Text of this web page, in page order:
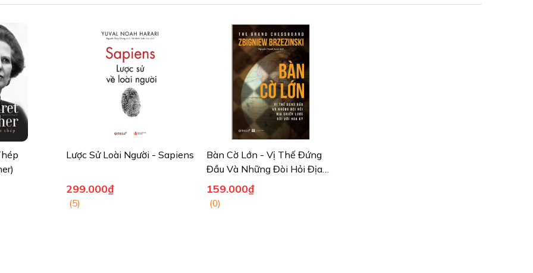
sử mà chúng ta có được. Với sự tinh tế và uyên bác, Ian Morris đã khai triển những kỹ thuật và hiểu biết sâu sắc về lịch sử
lịch sử: Tại sao phương Tây đánh bại phần còn lại của thế giới? Tôi yêu thích cuốn sách này.” - Niall Ferguson – Tác giả
Lược Sử Loài Người - Sapiens
299.000₫
(5)
Bàn Cờ Lớn - Vị Thế Đứng
Đầu Và Những Đòi Hỏi Địa
Chiến Lược Đối Với Hoa Kỳ
(Tái Bản Mới Nhất)
159.000₫
(0)